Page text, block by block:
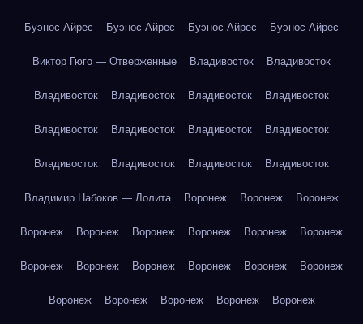
Буэнос-Айрес Буэнос-Айрес Буэнос-Айрес Буэнос-Айрес
Виктор Гюго — Отверженные Владивосток Владивосток
Владивосток Владивосток Владивосток Владивосток
Владивосток Владивосток Владивосток Владивосток
Владивосток Владивосток Владивосток Владивосток
Владимир Набоков — Лолита Воронеж Воронеж Воронеж
Воронеж Воронеж Воронеж Воронеж Воронеж Воронеж
Воронеж Воронеж Воронеж Воронеж Воронеж Воронеж
Воронеж Воронеж Воронеж Воронеж Воронеж